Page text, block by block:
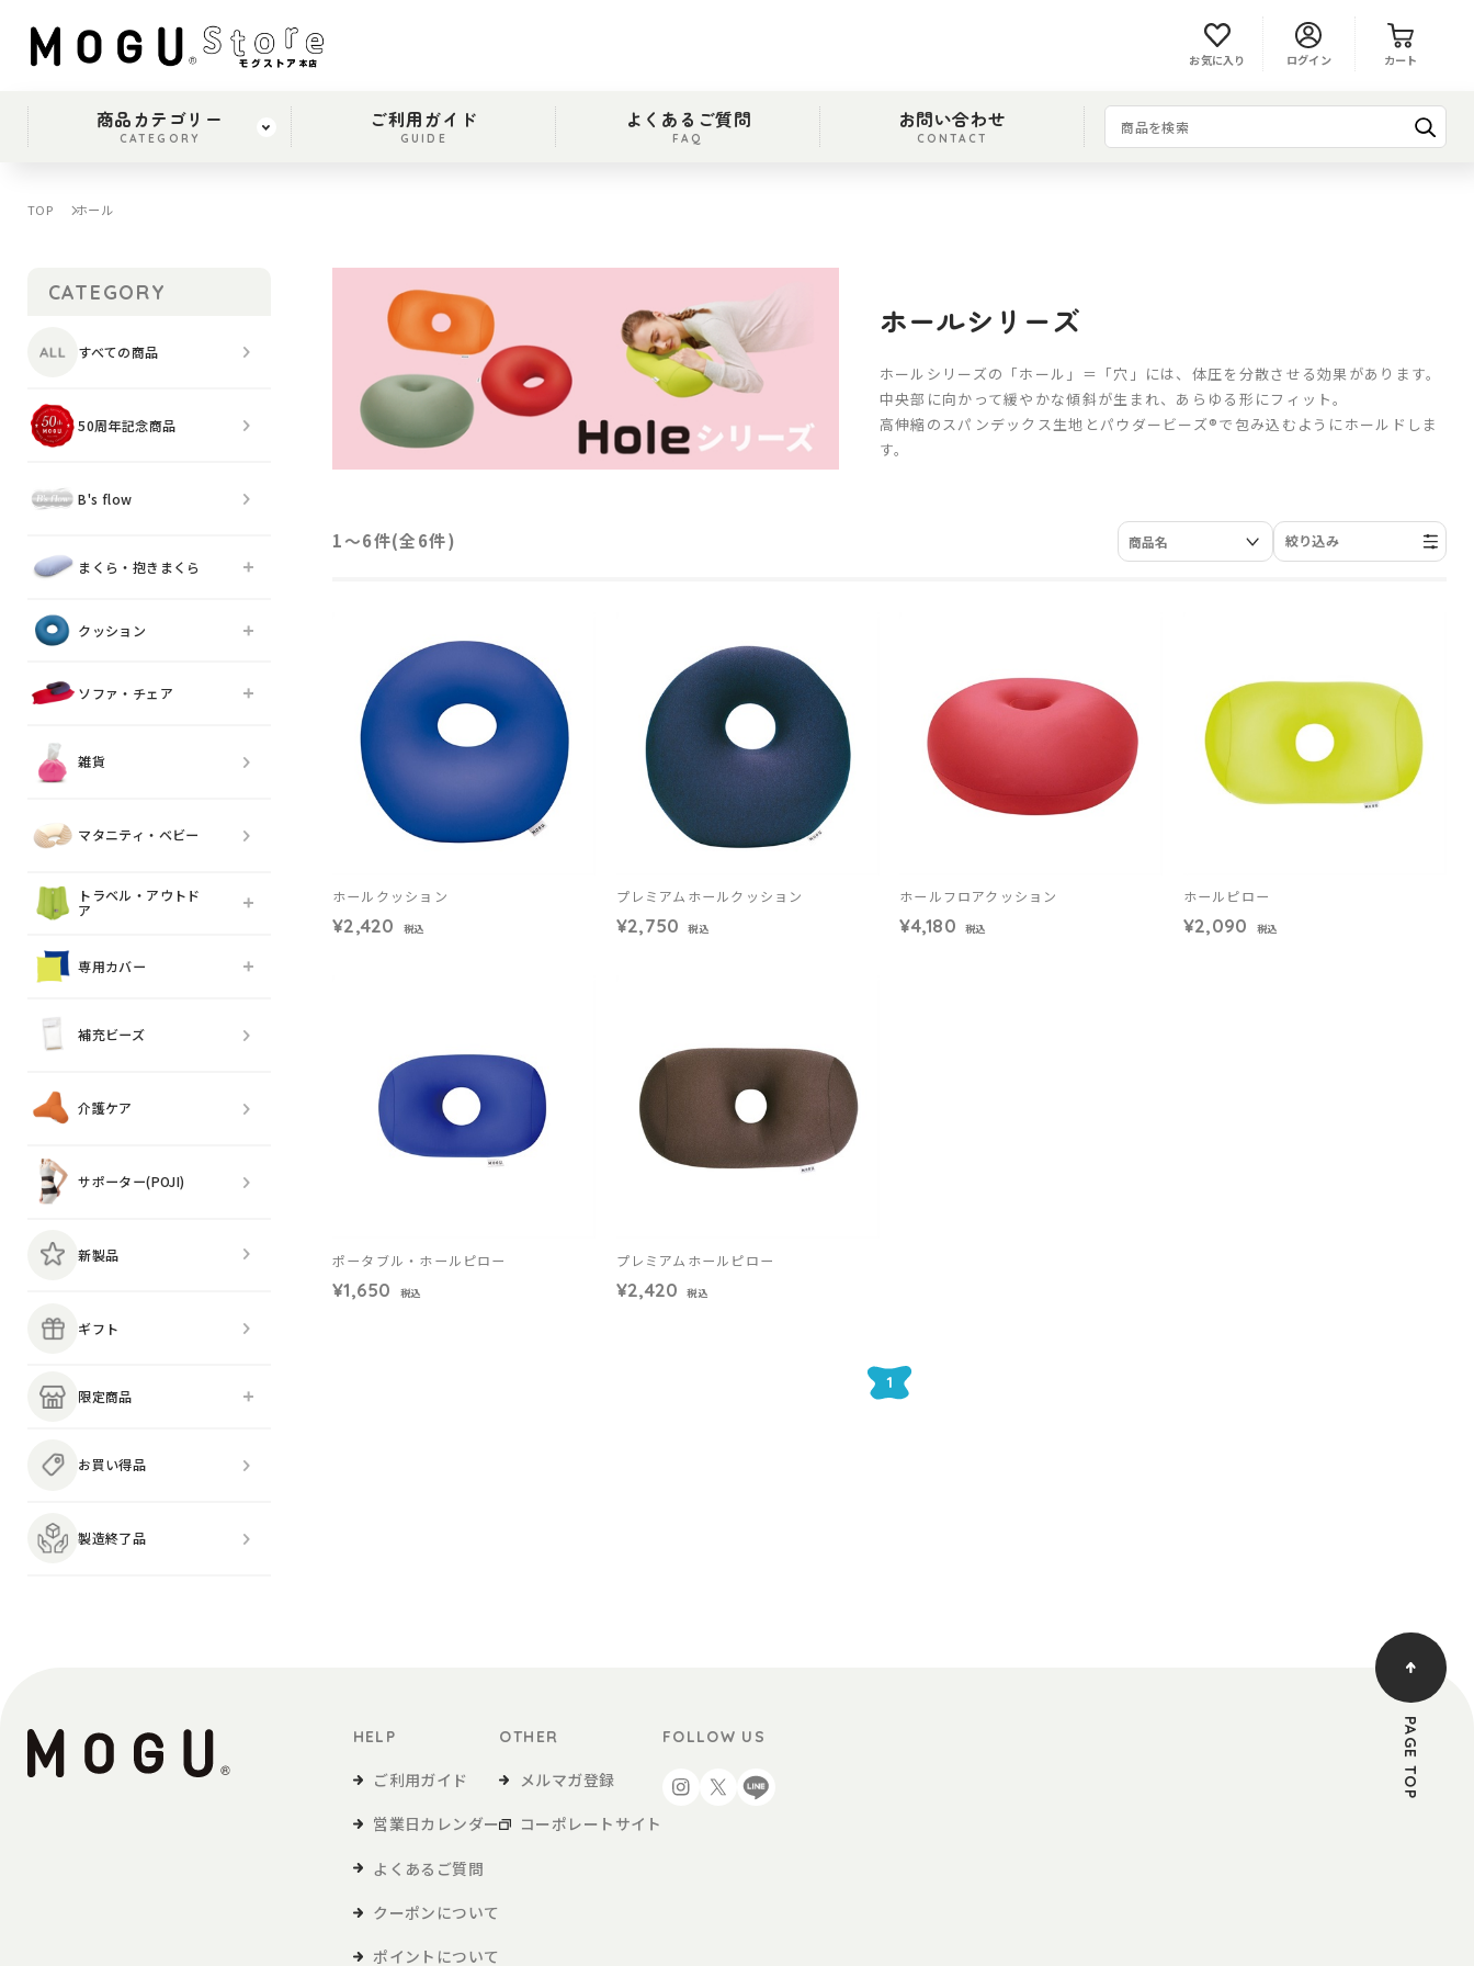
ログイン
お気に入り カート
商品カテゴリー
CATEGORY
ご利用ガイド
GUIDE
よくあるご質問
FAQ
お問い合わせ
CONTACT
TOP ホール
ホールシリーズ
ホールシリーズの「ホール」＝「穴」には、体圧を分散させる効果があります。
中央部に向かって緩やかな傾斜が生まれ、あらゆる形にフィット。
高伸縮のスパンデックス生地とパウダービーズ®で包み込むようにホールドしま
す。
1〜6件(全6件) 絞り込み
ホールクッション
¥2,420 税込
プレミアムホールクッション
¥2,750 税込
ホールフロアクッション
¥4,180 税込
ホールピロー
¥2,090 税込
ポータブル・ホールピロー
¥1,650 税込
プレミアムホールピロー
¥2,420 税込
1
CATEGORY
すべての商品
50周年記念商品
B's flow
まくら・抱きまくら
クッション
ソファ・チェア
雑貨
マタニティ・ベビー
トラベル・アウトド
ア
専用カバー
補充ビーズ
介護ケア
サポーター(POJI)
新製品
ギフト
限定商品
お買い得品
製造終了品
HELP
ご利用ガイド
営業日カレンダー
よくあるご質問
クーポンについて
ポイントについて
OTHER
メルマガ登録
コーポレートサイト
FOLLOW US PAGE TOP